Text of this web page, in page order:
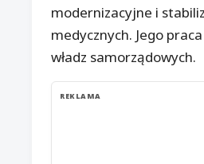
modernizacyjne i
medycznych. Jego
władz samorządowych.
REKLAMA